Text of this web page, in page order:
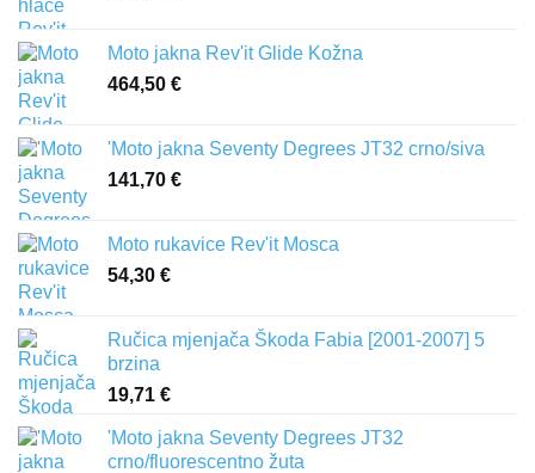
Moto jakna Rev'it Glide Kožna
464,50 €
'Moto jakna Seventy Degrees JT32 crno/siva
141,70 €
Moto rukavice Rev'it Mosca
54,30 €
Ručica mjenjača Škoda Fabia [2001-2007] 5
brzina
19,71 €
'Moto jakna Seventy Degrees JT32
crno/fluorescentno žuta